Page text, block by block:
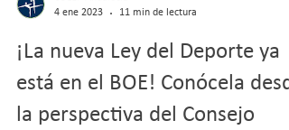
¡La nueva Ley del Deporte ya
está en el BOE! Conócela